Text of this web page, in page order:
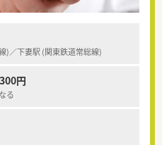
)／下妻駅 (関東鉄道常総線)
円
る